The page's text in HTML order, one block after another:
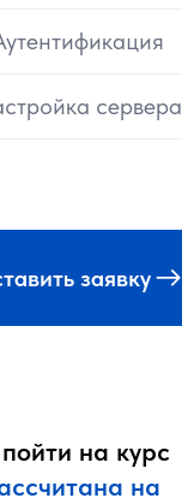
сервера
заявку
на курс
на